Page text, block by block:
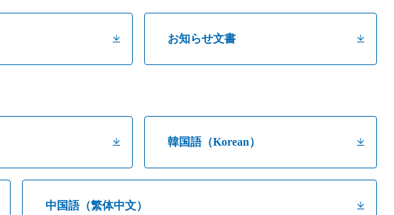
お知らせ文書
韓国語（Korean）
中国語（繁体中文）